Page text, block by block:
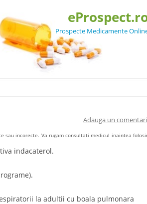
Prospecte Medicamente
Adauga un
sau incorecte. Va rugam consultati medicul inaintea
indacaterol.
la adultii cu boala pulmonara